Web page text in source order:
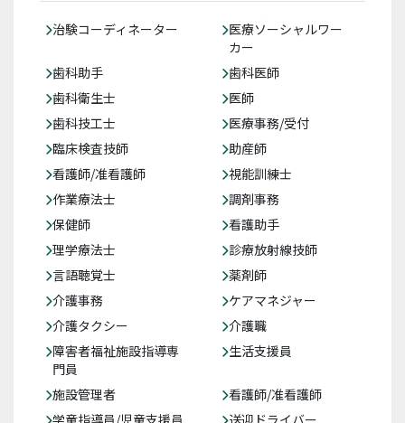
治験コーディネーター
医療ソーシャルワー
カー
歯科助手
歯科医師
歯科衛生士
医師
歯科技工士
医療事務/受付
臨床検査技師
助産師
看護師/准看護師
視能訓練士
作業療法士
調剤事務
保健師
看護助手
理学療法士
診療放射線技師
言語聴覚士
薬剤師
介護事務
ケアマネジャー
介護タクシー
介護職
障害者福祉施設指導専
門員
生活支援員
施設管理者
看護師/准看護師
学童指導員/児童支援員
送迎ドライバー